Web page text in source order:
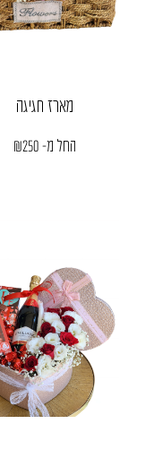
מארז חגיגה
החל מ- ₪250